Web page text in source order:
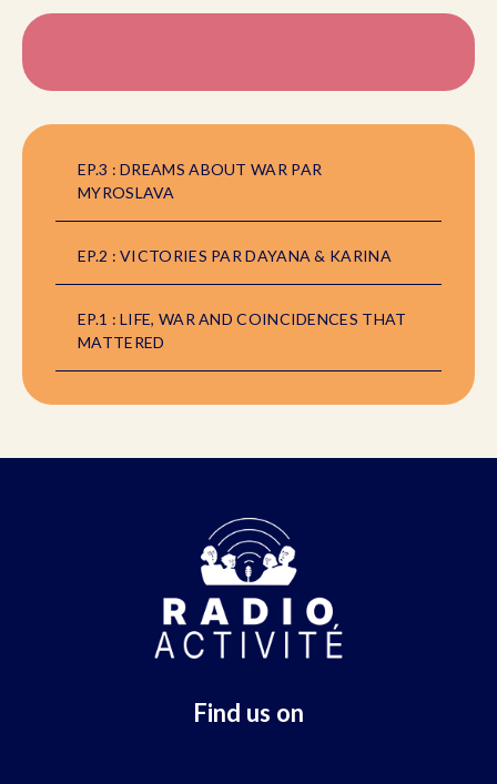
EP.3 : DREAMS ABOUT WAR PAR
MYROSLAVA
EP.2 : VICTORIES PAR DAYANA & KARINA
EP.1 : LIFE, WAR AND COINCIDENCES THAT
MATTERED
Find us on